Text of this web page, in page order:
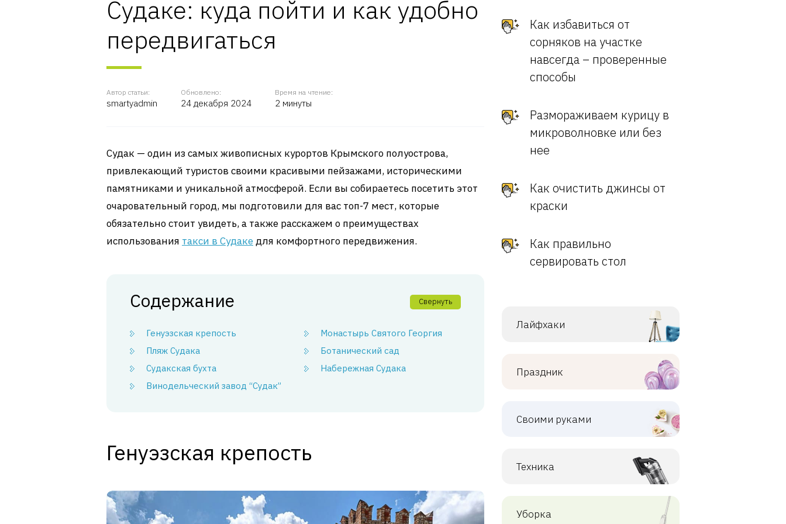
Судаке: куда пойти и как удобно
передвигаться
Автор статьи:
smartyadmin
Обновлено:
24 декабря 2024
Время на чтение:
2 минуты
Судак — один из самых живописных курортов Крымского полуострова,
привлекающий туристов своими красивыми пейзажами, историческими
памятниками и уникальной атмосферой. Если вы собираетесь посетить этот
очаровательный город, мы подготовили для вас топ-7 мест, которые
обязательно стоит увидеть, а также расскажем о преимуществах
использования такси в Судакедля комфортного передвижения.
Содержание Свернуть
Генуэзская крепость
Пляж Судака
Судакская бухта
Винодельческий завод “Судак”
Монастырь Святого Георгия
Ботанический сад
Набережная Судака
Генуэзская крепость
Как избавиться от
сорняков на участке
навсегда – проверенные
способы
Размораживаем курицу в
микроволновке или без
нее
Как очистить джинсы от
краски
Как правильно
сервировать стол
Лайфхаки
Праздник
Своими руками
Техника
Уборка